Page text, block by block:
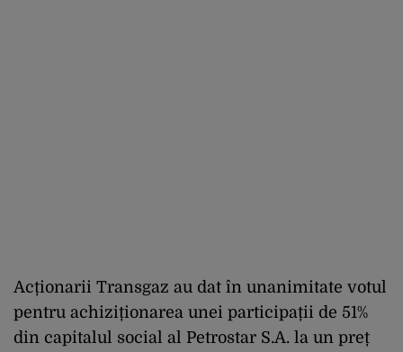
Acționarii Transgaz au dat în unanimitate votul
pentru achiziționarea unei participații de 51%
din capitalul social al Petrostar S.A. la un preț